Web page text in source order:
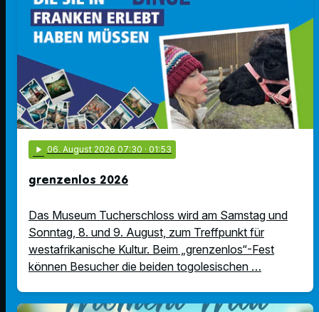
play_arrow 06. August 2026 07:30 · 01:53
grenzenlos 2026
Das Museum Tucherschloss wird am Samstag und
Sonntag, 8. und 9. August, zum Treffpunkt für
westafrikanische Kultur. Beim „grenzenlos“-Fest
können Besucher die beiden togolesischen …